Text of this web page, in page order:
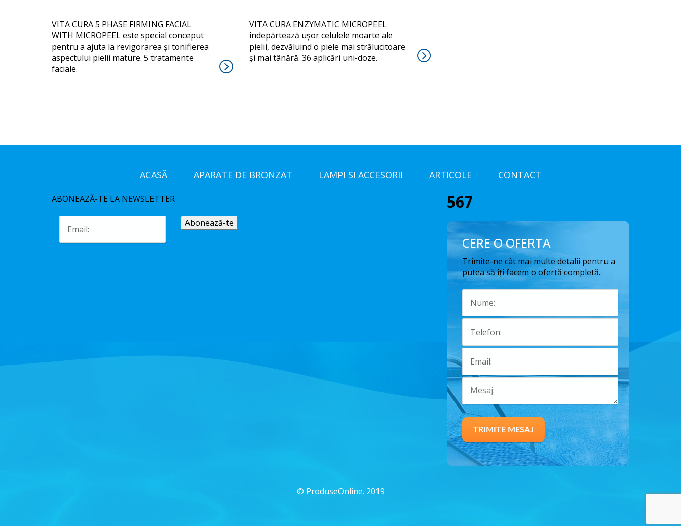
VITA CURA 5 PHASE FIRMING FACIAL
WITH MICROPEEL este special conceput
pentru a ajuta la revigorarea și tonifierea
aspectului pielii mature. 5 tratamente
faciale.
VITA CURA ENZYMATIC MICROPEEL
îndepărtează ușor celulele moarte ale
pielii, dezvăluind o piele mai strălucitoare
și mai tânără. 36 aplicări uni-doze.
ACASĂ APARATE DE BRONZAT LAMPI SI ACCESORII ARTICOLE CONTACT
ABONEAZĂ-TE LA NEWSLETTER 567
CERE O OFERTA
Trimite-ne cât mai multe detalii pentru a
putea să îți facem o ofertă completă.
© ProduseOnline. 2019